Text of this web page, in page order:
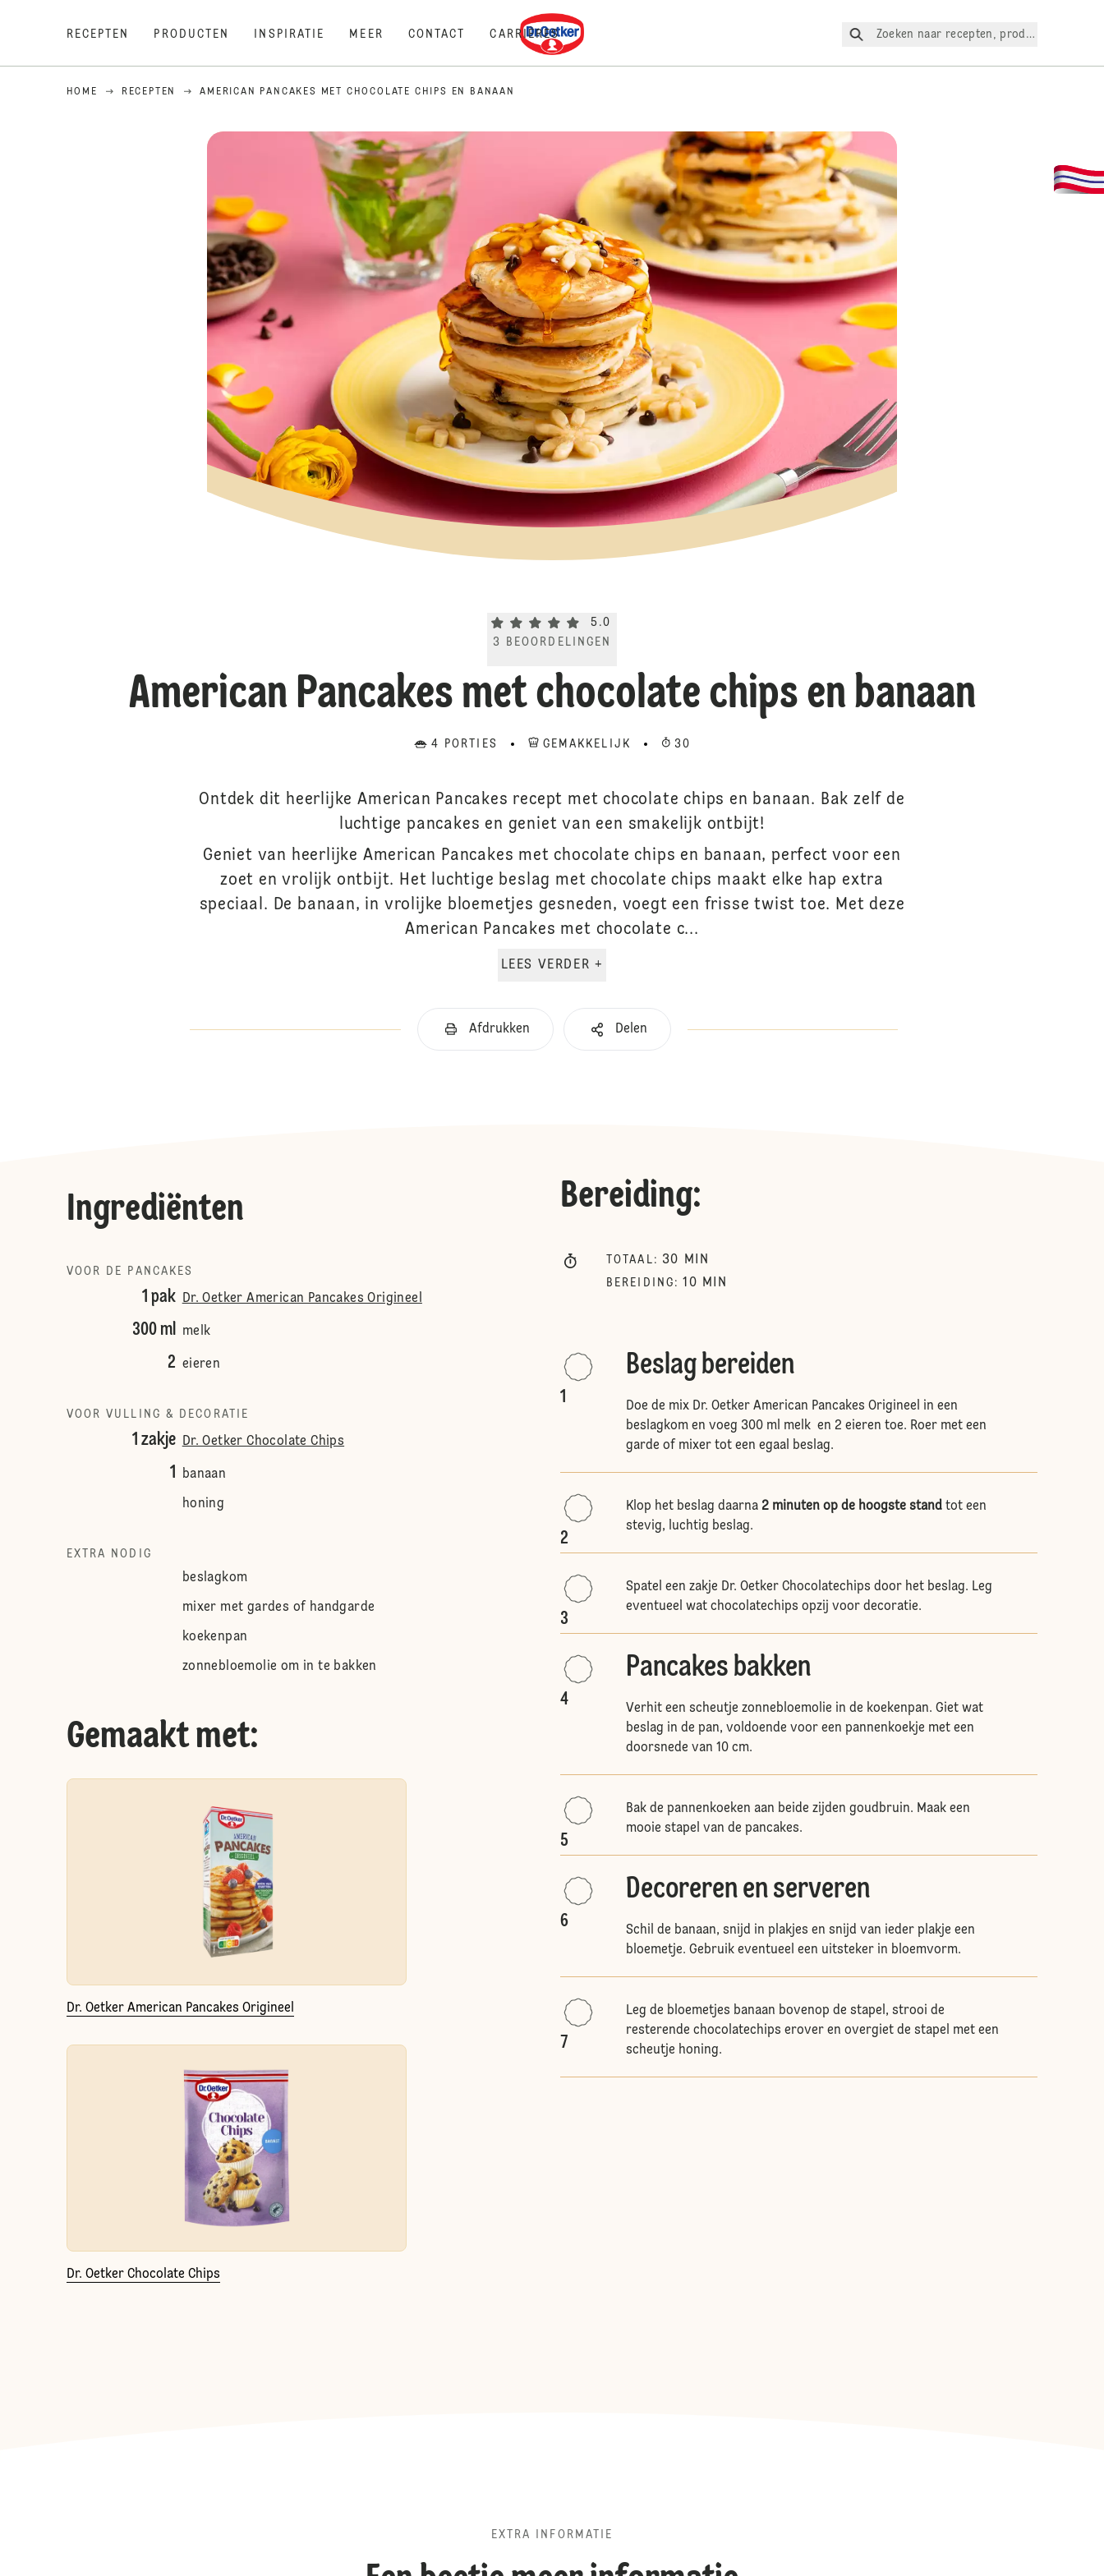
RECEPTEN PRODUCTEN INSPIRATIE MEER CONTACT CARRIÈRES
Dr. Oetker
Zoeken naar recepten, producten, enz.
HOME RECEPTEN AMERICAN PANCAKES MET CHOCOLATE CHIPS EN BANAAN
Current rating 5.0. Click to rate.
5.0
3
BEOORDELINGEN
American Pancakes met chocolate chips en banaan
4 PORTIES GEMAKKELIJK 30
Ontdek dit heerlijke American Pancakes recept met chocolate chips en banaan. Bak zelf de
luchtige pancakes en geniet van een smakelijk ontbijt!
Geniet van heerlijke American Pancakes met chocolate chips en banaan, perfect voor een
zoet en vrolijk ontbijt. Het luchtige beslag met chocolate chips maakt elke hap extra
speciaal. De banaan, in vrolijke bloemetjes gesneden, voegt een frisse twist toe. Met deze
American Pancakes met chocolate c...
LEES VERDER +
Afdrukken Delen
Ingrediënten
VOOR DE PANCAKES
1 pak Dr. Oetker American Pancakes Origineel
300 ml melk
2 eieren
VOOR VULLING & DECORATIE
1 zakje Dr. Oetker Chocolate Chips
1 banaan
honing
EXTRA NODIG
beslagkom
mixer met gardes of handgarde
koekenpan
zonnebloemolie om in te bakken
Gemaakt met:
Dr. Oetker American Pancakes Origineel
Dr. Oetker Chocolate Chips
Bereiding:
TOTAAL : 30 MIN
BEREIDING : 10 MIN
1
Beslag bereiden
Doe de mix Dr. Oetker American Pancakes Origineel in een
beslagkom en voeg 300 ml melk en 2 eieren toe. Roer met een
garde of mixer tot een egaal beslag.
2
Klop het beslag daarna 2 minuten op de hoogste stand tot een
stevig, luchtig beslag.
3
Spatel een zakje Dr. Oetker Chocolatechips door het beslag. Leg
eventueel wat chocolatechips opzij voor decoratie.
4
Pancakes bakken
Verhit een scheutje zonnebloemolie in de koekenpan. Giet wat
beslag in de pan, voldoende voor een pannenkoekje met een
doorsnede van 10 cm.
5
Bak de pannenkoeken aan beide zijden goudbruin. Maak een
mooie stapel van de pancakes.
6
Decoreren en serveren
Schil de banaan, snijd in plakjes en snijd van ieder plakje een
bloemetje. Gebruik eventueel een uitsteker in bloemvorm.
7
Leg de bloemetjes banaan bovenop de stapel, strooi de
resterende chocolatechips erover en overgiet de stapel met een
scheutje honing.
EXTRA INFORMATIE